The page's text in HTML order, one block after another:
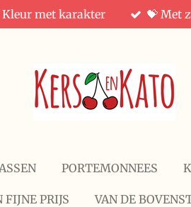
Kleur met karakter 💝 Met
PORTEMONNEES
PRIJS VAN DE